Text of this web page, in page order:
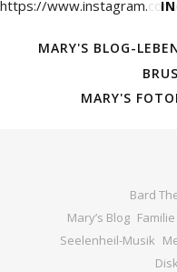
https://
MARY'S BLOG-
MARY'S
Bard
Mary’s Blog Familie
Seelenheil-Musik